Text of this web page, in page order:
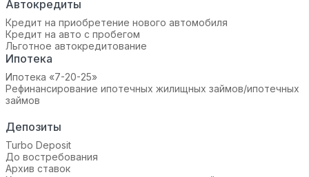
Автокредиты
Кредит на приобретение нового автомобиля
Кредит на авто с пробегом
Льготное автокредитование
Ипотека
Ипотека «7-20-25»‬
Рефинансирование ипотечных жилищных займов/ипотечных
займов
Депозиты
Turbo Deposit
До востребования
Архив ставок